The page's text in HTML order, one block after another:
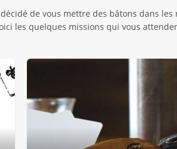
de vous mettre des bâtons dans les
les quelques missions qui vous